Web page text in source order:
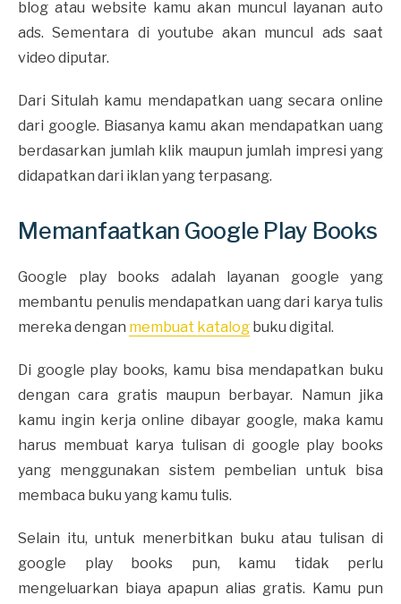
blog atau website kamu akan muncul layanan auto
ads. Sementara di youtube akan muncul ads saat
video diputar.
Dari Situlah kamu mendapatkan uang secara online
dari google. Biasanya kamu akan mendapatkan uang
berdasarkan jumlah klik maupun jumlah impresi yang
didapatkan dari iklan yang terpasang.
Memanfaatkan Google Play Books
Google play books adalah layanan google yang
membantu penulis mendapatkan uang dari karya tulis
mereka dengan membuat katalog buku digital.
Di google play books, kamu bisa mendapatkan buku
dengan cara gratis maupun berbayar. Namun jika
kamu ingin kerja online dibayar google, maka kamu
harus membuat karya tulisan di google play books
yang menggunakan sistem pembelian untuk bisa
membaca buku yang kamu tulis.
Selain itu, untuk menerbitkan buku atau tulisan di
google play books pun, kamu tidak perlu
mengeluarkan biaya apapun alias gratis. Kamu pun